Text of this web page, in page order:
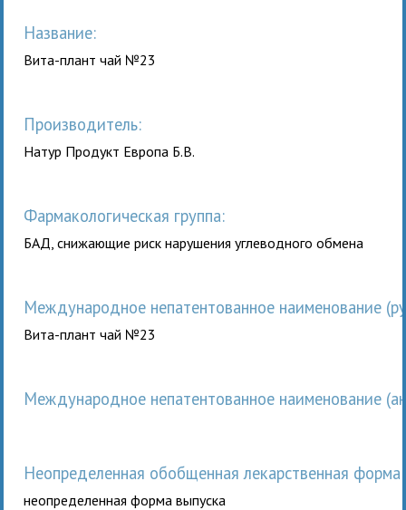
Название:
Вита-плант чай №23
Производитель:
Натур Продукт Европа Б.В.
Фармакологическая группа:
БАД, снижающие риск нарушения углеводного обмена
Международное непатентованное наименование
Вита-плант чай №23
Международное непатентованное наименование
неопределенная обобщенная лекарственная форма
неопределенная форма выпуска